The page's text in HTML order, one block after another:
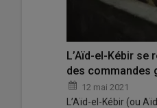
L’Aïd-el-Kébir se
des commandes
12 mai 2021
L’Aïd-el-Kébir (ou